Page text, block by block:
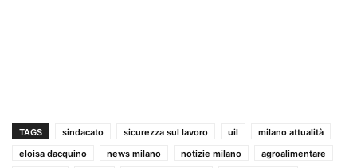
TAGS sindacato sicurezza sul lavoro uil
milano attualità
eloisa dacquino
news milano notizie milano
agroalimentare